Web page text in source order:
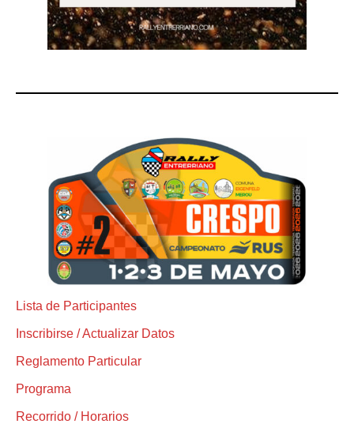
Lista de Participantes
Inscribirse / Actualizar Datos
Reglamento Particular
Programa
Recorrido / Horarios